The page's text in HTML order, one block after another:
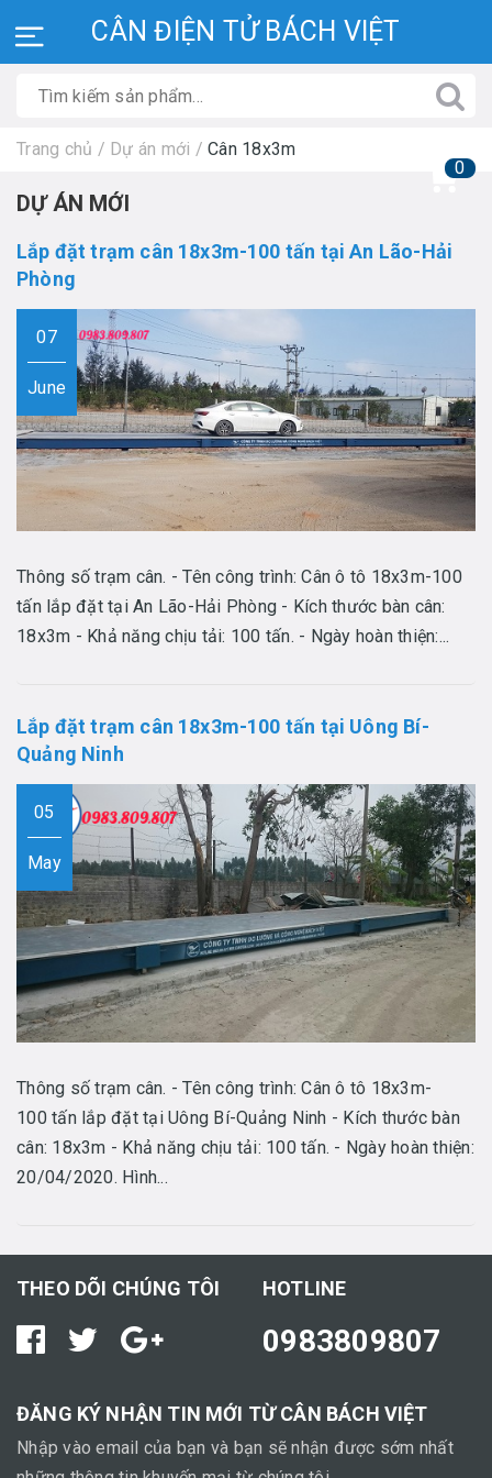
CÂN ĐIỆN TỬ BÁCH VIỆT
0
Trang chủ / Dự án mới / Cân 18x3m
DỰ ÁN MỚI
Lắp đặt trạm cân 18x3m-100 tấn tại An Lão-Hải
Phòng
07
June
Thông số trạm cân. - Tên công trình: Cân ô tô 18x3m-100
tấn lắp đặt tại An Lão-Hải Phòng - Kích thước bàn cân:
18x3m - Khả năng chịu tải: 100 tấn. - Ngày hoàn thiện:...
Lắp đặt trạm cân 18x3m-100 tấn tại Uông Bí-
Quảng Ninh
05
May
Thông số trạm cân. - Tên công trình: Cân ô tô 18x3m-
100 tấn lắp đặt tại Uông Bí-Quảng Ninh - Kích thước bàn
cân: 18x3m - Khả năng chịu tải: 100 tấn. - Ngày hoàn thiện:
20/04/2020. Hình...
THEO DÕI CHÚNG TÔI HOTLINE
0983809807
ĐĂNG KÝ NHẬN TIN MỚI TỪ CÂN BÁCH VIỆT
Nhập vào email của bạn và bạn sẽ nhận được sớm nhất